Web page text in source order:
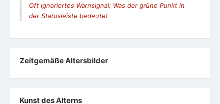
Oft ignoriertes Warnsignal: Was der grüne Punkt in
der Statusleiste bedeutet
Zeit­ge­mäße Alters­bil­der
Kunst des Alterns